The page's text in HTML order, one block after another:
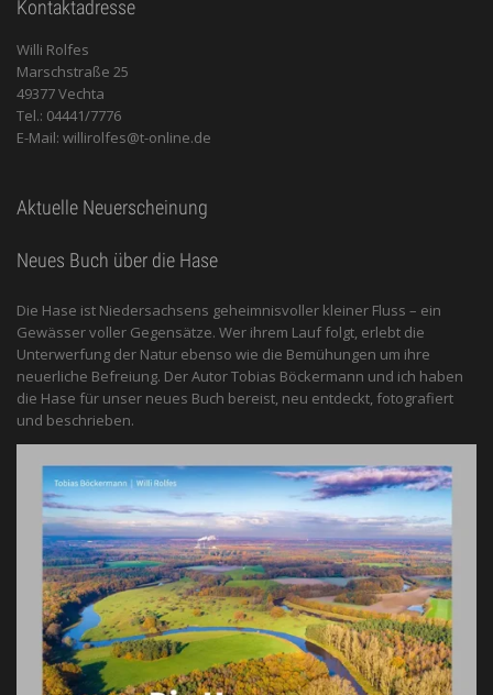
Kontaktadresse
Willi Rolfes
Marschstraße 25
49377 Vechta
Tel.: 04441/7776
E-Mail: willirolfes@t-online.de
Aktuelle Neuerscheinung
Neues Buch über die Hase
Die Hase ist Niedersachsens geheimnisvoller kleiner Fluss – ein
Gewässer voller Gegensätze. Wer ihrem Lauf folgt, erlebt die
Unterwerfung der Natur ebenso wie die Bemühungen um ihre
neuerliche Befreiung. Der Autor Tobias Böckermann und ich haben
die Hase für unser neues Buch bereist, neu entdeckt, fotografiert
und beschrieben.